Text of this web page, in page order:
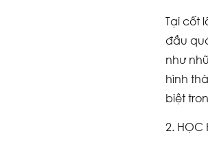
Tại cốt
đầu
như
hình
biệt
2. HỌC